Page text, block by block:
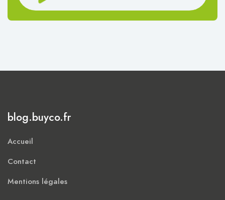
blog.buyco.fr
Accueil
Contact
Mentions légales